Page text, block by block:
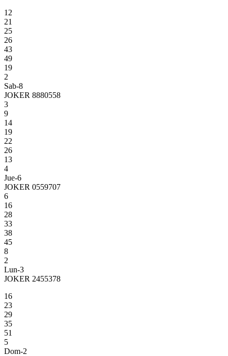
12
21
25
26
43
49
19
2
Sab-8
JOKER 8880558
3
9
14
19
22
26
13
4
Jue-6
JOKER 0559707
6
16
28
33
38
45
8
2
Lun-3
JOKER 2455378
16
23
29
35
51
5
Dom-2